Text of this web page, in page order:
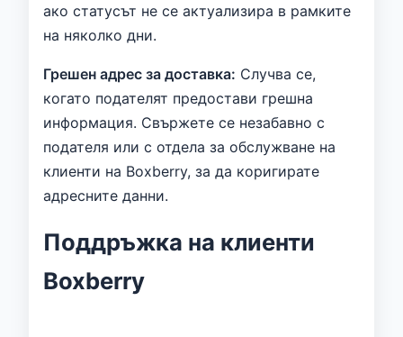
ако статусът не се актуализира в рамките
на няколко дни.
Грешен адрес за доставка: Случва се,
когато подателят предостави грешна
информация. Свържете се незабавно с
подателя или с отдела за обслужване на
клиенти на Boxberry, за да коригирате
адресните данни.
Поддръжка на клиенти
Boxberry